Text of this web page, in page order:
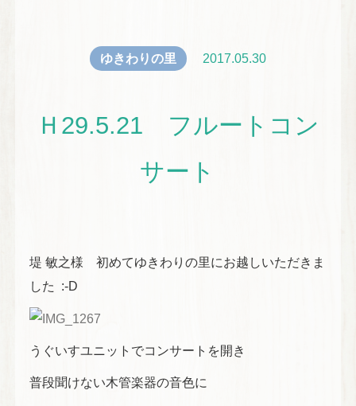
ゆきわりの里 2017.05.30
Ｈ29.5.21 フルートコン
サート
堤 敏之様 初めてゆきわりの里にお越しいただきま
した :-D
うぐいすユニットでコンサートを開き
普段聞けない木管楽器の音色に